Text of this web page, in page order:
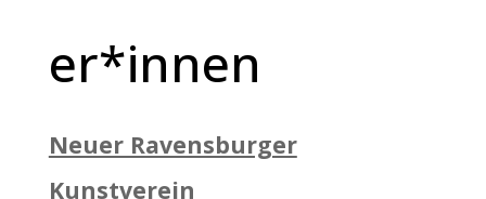
er*innen
Neuer Ravensburger
Kunstverein